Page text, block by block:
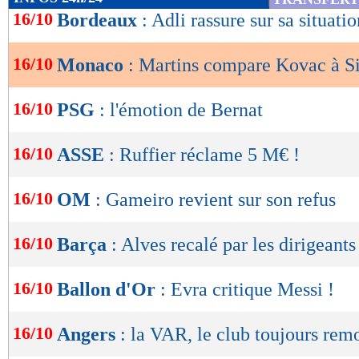
de
OK
16/10 Bordeaux : Adli rassure sur sa
16/10 Monaco : Martins compare Kovac à
16/10 PSG : l'émotion de Bernat
16/10 ASSE : Ruffier réclame 5 M€ !
16/10 OM : Gameiro revient sur son refus
16/10 Barça : Alves recalé par les dirigeants
16/10 Ballon d'Or : Evra critique Messi !
16/10 Angers : la VAR, le club toujours